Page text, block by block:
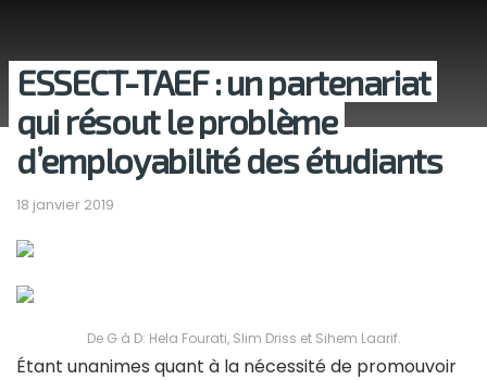
ESSECT-TAEF : un partenariat
qui résout le problème
d’employabilité des étudiants
18 janvier 2019
De G à D: Hela Fourati, Slim Driss et Sihem Laarif.
Étant unanimes quant à la nécessité de promouvoir